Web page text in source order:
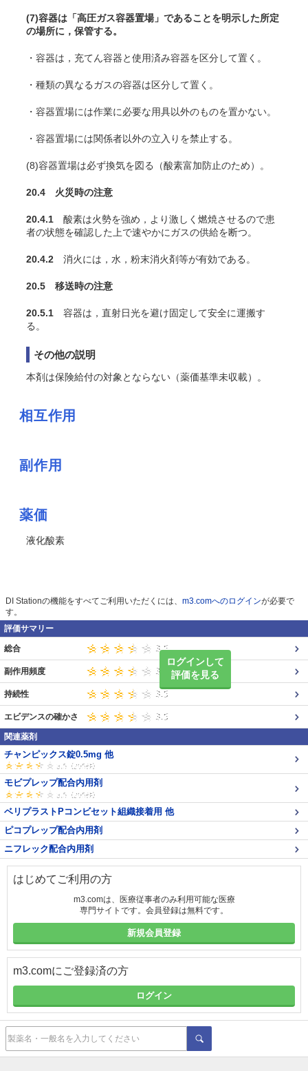
(7)容器は「高圧ガス容器置場」であることを明示した所定
の場所に，保管する。
・容器は，充てん容器と使用済み容器を区分して置く。
・種類の異なるガスの容器は区分して置く。
・容器置場には作業に必要な用具以外のものを置かない。
・容器置場には関係者以外の立入りを禁止する。
(8)容器置場は必ず換気を図る（酸素富加防止のため）。
20.4 火災時の注意
20.4.1 酸素は火勢を強め，より激しく燃焼させるので患
者の状態を確認した上で速やかにガスの供給を断つ。
20.4.2 消火には，水，粉末消火剤等が有効である。
20.5 移送時の注意
20.5.1 容器は，直射日光を避け固定して安全に運搬す
る。
その他の説明
本剤は保険給付の対象とならない（薬価基準未収載）。
相互作用
副作用
薬価
液化酸素
DI Stationの機能をすべてご利用いただくには、 m3.comへのログインが必要で
す。
評価サマリー
ログインして
評価を見る
総合
副作用頻度
持続性
エビデンスの確かさ
関連薬剤
チャンピックス錠0.5mg 他
モビプレップ配合内用剤
ベリプラストPコンビセット組織接着用 他
ピコプレップ配合内用剤
ニフレック配合内用剤
はじめてご利用の方
m3.comは、医療従事者のみ利用可能な医療
専門サイトです。会員登録は無料です。
新規会員登録
m3.comにご登録済の方
ログイン